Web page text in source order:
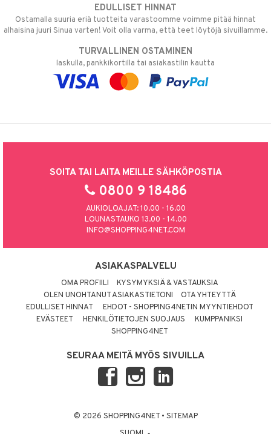
EDULLISET HINNAT
Ostamalla suuria eriä tuotteita varastoomme voimme pitää hinnat
alhaisina juuri Sinua varten! Voit olla varma, että teet löytöjä sivuillamme.
TURVALLINEN OSTAMINEN
laskulla, pankkikortilla tai asiakastilin kautta
SOITA TAI LAITA MEILLE SÄHKÖPOSTIA
0800 9 18486
AUKIOLOAJAT: 10.00 - 16.00
LOUNASTAUKO 13.00 - 14.00
INFO@SHOPPING4NET.COM
ASIAKASPALVELU
OMA PROFIILI
KYSYMYKSIÄ & VASTAUKSIA
OLEN UNOHTANUT ASIAKASTIETONI
OTA YHTEYTTÄ
EDULLISET HINNAT
EHDOT - SHOPPING4NETIN MYYNTIEHDOT
EVÄSTEET
HENKILÖTIETOJEN SUOJAUS
KUMPPANIKSI
SHOPPING4NET
SEURAA MEITÄ MYÖS SIVUILLA
© 2026 SHOPPING4NET • SITEMAP